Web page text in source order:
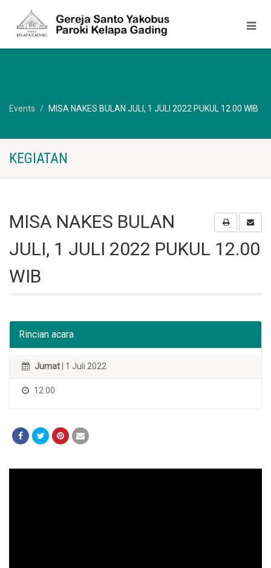
Events MISA NAKES BULAN JULI, 1 JULI 2022 PUKUL 12.00 WIB
KEGIATAN
MISA NAKES BULAN
JULI, 1 JULI 2022 PUKUL 12.00
WIB
Rincian acara
Jumat | 1 Juli 2022
12:00